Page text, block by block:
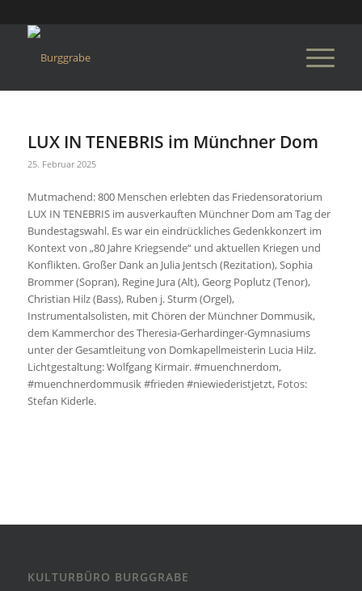
LUX IN TENEBRIS im Münchner Dom
25. Februar 2025
Mutmachend: 800 Menschen erlebten das Friedensoratorium
LUX IN TENEBRIS im ausverkauften Münchner Dom am Tag der
Bundestagswahl. Es war ein eindrückliches Gedenkkonzert im
Kontext von „80 Jahre Kriegsende“ und aktuellen Kriegen und
Konflikten. Großer Dank an Julia Jentsch (Rezitation), Sophia
Brommer (Sopran), Regine Jura (Alt), Georg Poplutz (Tenor),
Christian Hilz (Bass), Ruben j. Sturm (Orgel),
Instrumentalsolisten, mit Chören der Münchner Dommusik,
dem Kammerchor des Theresia-Gerhardinger-Gymnasiums
unter der Gesamtleitung von Domkapellmeisterin Lucia Hilz.
Lichtgestaltung: Wolfgang Kirmair.#muenchnerdom,
#muenchnerdommusik#frieden #niewiederistjetzt, Fotos:
Stefan Kiderle.
KULTURBÜRO BURGGRABE